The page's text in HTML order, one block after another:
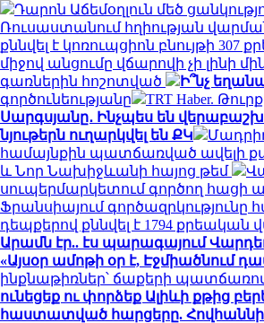
Դարոն Աճեմօղլուն մեծ
Ռուսաստանում հղիության
քննվել է կոռուպցիոն բնույթի
միջով անցումը վճարովի չի լինի
գառներին հոշոտված
Ի՞նչ
գործունեությանը
TRT Haber.
Սարգսյանը․ Ինչպես են
նյութերն ուղարկվել են ՔԿ
համայնքին պատճառված ավելի
և Նոր Նախիջևանի հայոց թեմ
սուպերմարկետում գործող հացի
Ֆրանսիայում
դեպքերով քննվել է 1794 քրեական
Արամն էր.. էս պարագայում
«Այսօր ամոթի օր է, Էջմիածնում
ինքնաթիռներ՝ ճաքերի
ունեցեք ու փորձեք Ալիևի քթից
հաստատված հարցերը.